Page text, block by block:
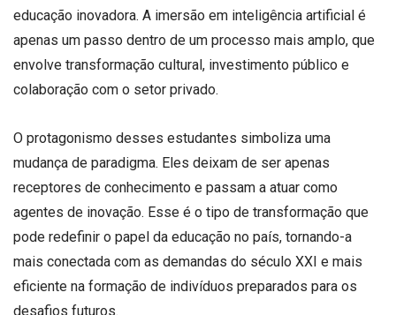
educação inovadora. A imersão em inteligência artificial é
apenas um passo dentro de um processo mais amplo, que
envolve transformação cultural, investimento público e
colaboração com o setor privado.
O protagonismo desses estudantes simboliza uma
mudança de paradigma. Eles deixam de ser apenas
receptores de conhecimento e passam a atuar como
agentes de inovação. Esse é o tipo de transformação que
pode redefinir o papel da educação no país, tornando-a
mais conectada com as demandas do século XXI e mais
eficiente na formação de indivíduos preparados para os
desafios futuros.